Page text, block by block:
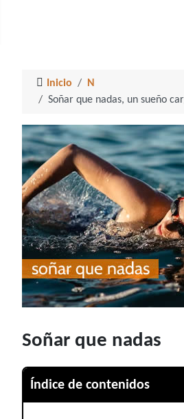
Inicio
N
Soñar que nadas, un sueño
Soñar que nadas
Índice de contenidos